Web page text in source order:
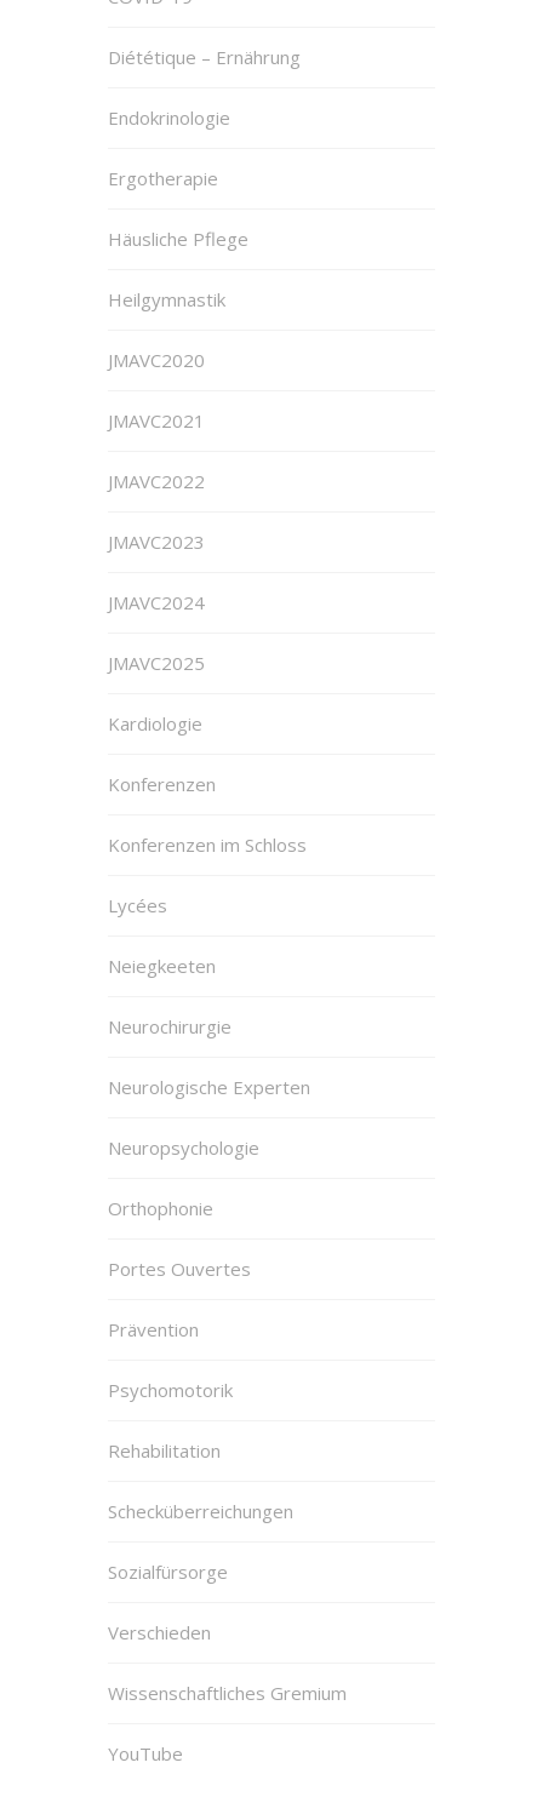
Diététique – Ernährung
Endokrinologie
Ergotherapie
Häusliche Pflege
Heilgymnastik
JMAVC2020
JMAVC2021
JMAVC2022
JMAVC2023
JMAVC2024
JMAVC2025
Kardiologie
Konferenzen
Konferenzen im Schloss
Lycées
Neiegkeeten
Neurochirurgie
Neurologische Experten
Neuropsychologie
Orthophonie
Portes Ouvertes
Prävention
Psychomotorik
Rehabilitation
Schecküberreichungen
Sozialfürsorge
Verschieden
Wissenschaftliches Gremium
YouTube